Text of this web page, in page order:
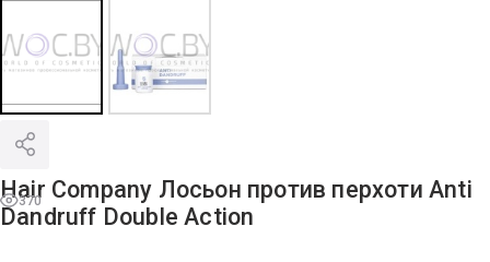
370
Hair Company Лосьон против перхоти Anti
Dandruff Double Action